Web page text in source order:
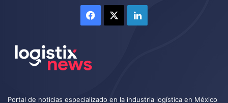
Facebook LinkedIn
Portal de noticias especializado en la industria logística en México